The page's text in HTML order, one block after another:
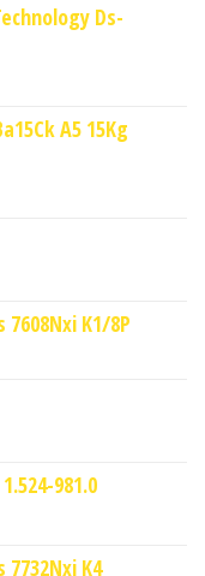
Ds-
A5 15Kg
K1/8P
981.0
K4